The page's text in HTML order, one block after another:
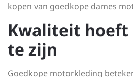
kopen van goedkope dames
Kwaliteit
te zijn
Goedkope motorkleding